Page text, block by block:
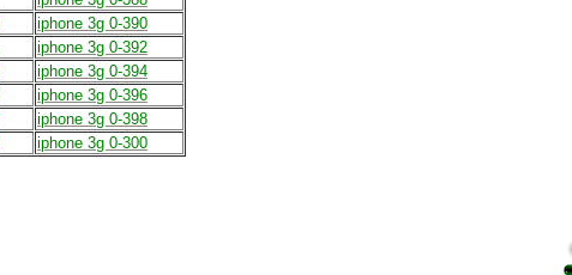
iphone 3g 0-390
iphone 3g 0-392
iphone 3g 0-394
iphone 3g 0-396
iphone 3g 0-398
iphone 3g 0-300